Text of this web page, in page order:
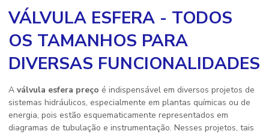
VÁLVULA ESFERA - TODOS
OS TAMANHOS PARA
DIVERSAS FUNCIONALIDADES
A válvula esfera preço é indispensável em diversos projetos de
sistemas hidráulicos, especialmente em plantas químicas ou de
energia, pois estão esquematicamente representados em
diagramas de tubulação e instrumentação. Nesses projetos, tais